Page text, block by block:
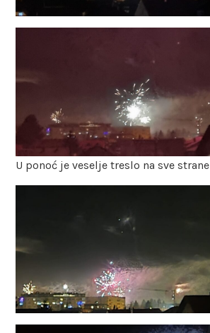
U ponoć je veselje treslo na sve strane